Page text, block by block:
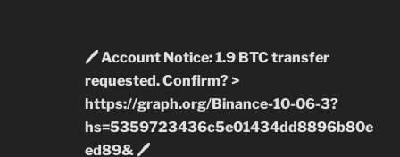
🖊 Account Notice: 1.9 BTC transfer
requested. Confirm? >
https://graph.org/Binance-10-06-3?
hs=5359723436c5e01434dd8896b80e
ed89& 🖊